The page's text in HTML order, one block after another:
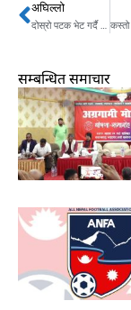
Prev
अघिल्लो
दोस्रो पटक भेट गर्दै बाइडेन र सी, के होला कुरा ?
सम्बन्धित समाचार